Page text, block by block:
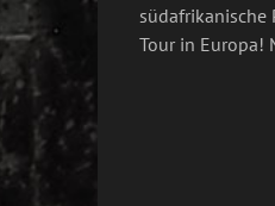
südafrikanische
Tour in Europa!